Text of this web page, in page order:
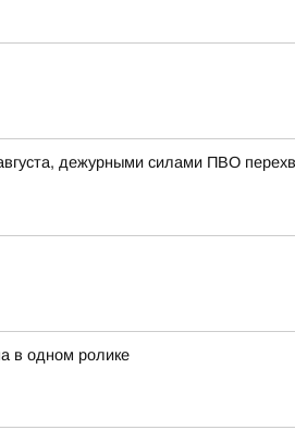
дежурными силами ПВО
в одном ролике